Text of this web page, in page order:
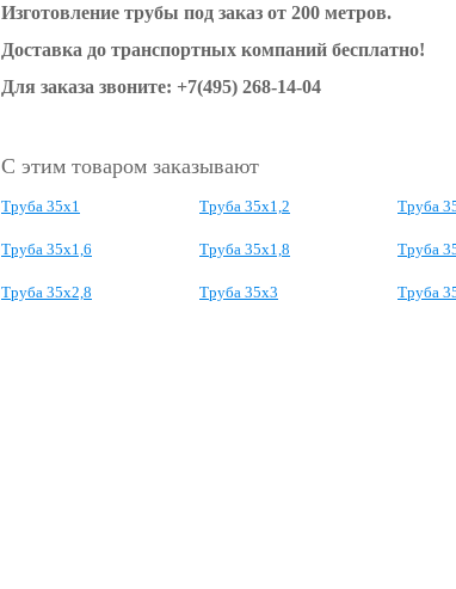
Изготовление трубы под заказ от 200 метров.
Доставка до транспортных компаний бесплатно!
Для заказа звоните: +7(495) 268-14-04
С этим товаром заказывают
Труба 35x1 Труба 35x1,2 Труба
Труба 35x1,6 Труба 35x1,8 Труба
Труба 35х2,8 Труба 35х3 Труба